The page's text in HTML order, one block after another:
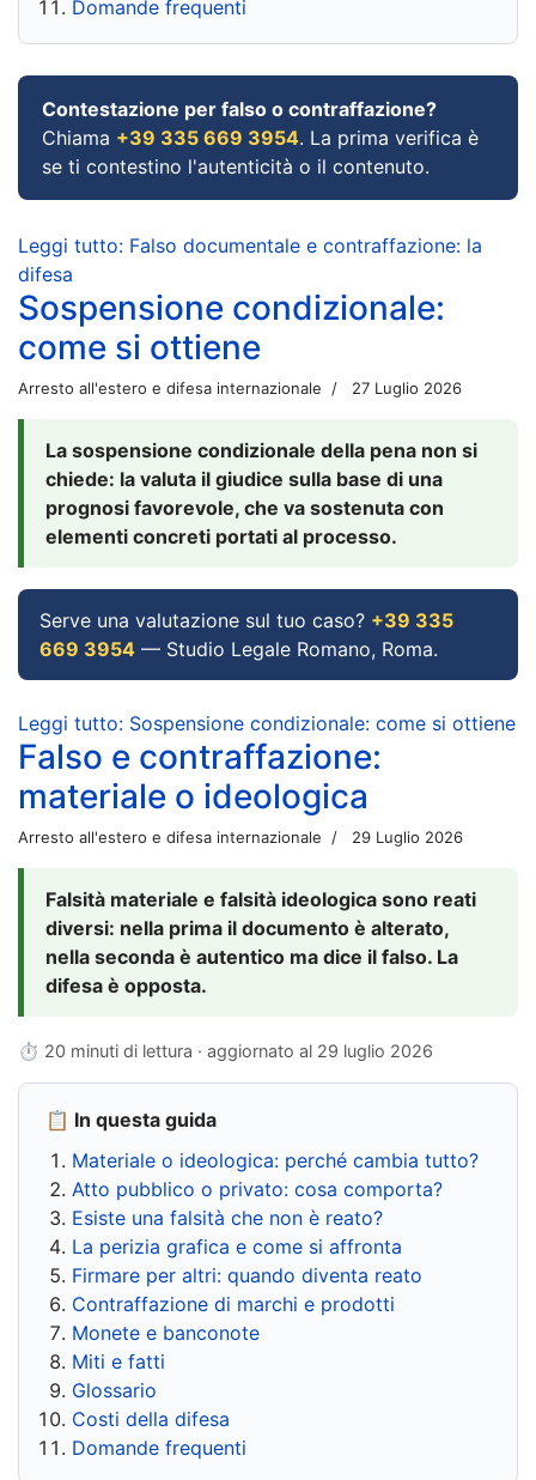
Domande frequenti
Contestazione per falso o contraffazione?
Chiama +39 335 669 3954. La prima verifica è
se ti contestino l'autenticità o il contenuto.
Leggi tutto: Falso documentale e contraffazione: la
difesa
Sospensione condizionale:
come si ottiene
Arresto all'estero e difesa internazionale 27 Luglio 2026
La sospensione condizionale della pena non si
chiede: la valuta il giudice sulla base di una
prognosi favorevole, che va sostenuta con
elementi concreti portati al processo.
Serve una valutazione sul tuo caso? +39 335
669 3954 — Studio Legale Romano, Roma.
Leggi tutto: Sospensione condizionale: come si ottiene
Falso e contraffazione:
materiale o ideologica
Arresto all'estero e difesa internazionale 29 Luglio 2026
Falsità materiale e falsità ideologica sono reati
diversi: nella prima il documento è alterato,
nella seconda è autentico ma dice il falso. La
difesa è opposta.
⏱ 20 minuti di lettura · aggiornato al 29 luglio 2026
📋 In questa guida
Materiale o ideologica: perché cambia tutto?
Atto pubblico o privato: cosa comporta?
Esiste una falsità che non è reato?
La perizia grafica e come si affronta
Firmare per altri: quando diventa reato
Contraffazione di marchi e prodotti
Monete e banconote
Miti e fatti
Glossario
Costi della difesa
Domande frequenti